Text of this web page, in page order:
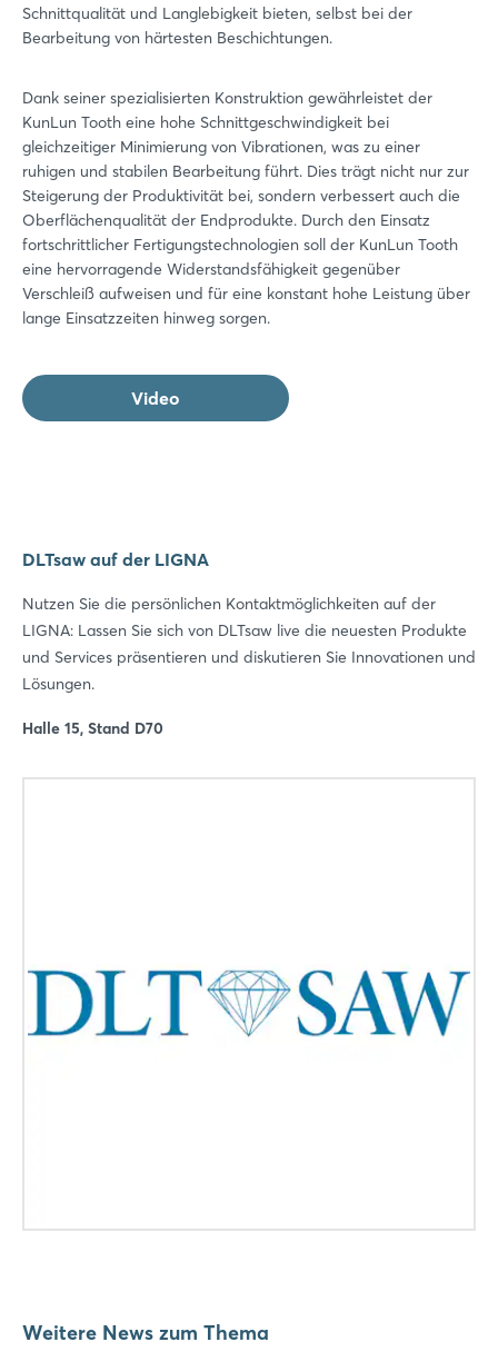
Schnittqualität und Langlebigkeit bieten, selbst bei der
Bearbeitung von härtesten Beschichtungen.
Dank seiner spezialisierten Konstruktion gewährleistet der
KunLun Tooth eine hohe Schnittgeschwindigkeit bei
gleichzeitiger Minimierung von Vibrationen, was zu einer
ruhigen und stabilen Bearbeitung führt. Dies trägt nicht nur zur
Steigerung der Produktivität bei, sondern verbessert auch die
Oberflächenqualität der Endprodukte. Durch den Einsatz
fortschrittlicher Fertigungstechnologien soll der KunLun Tooth
eine hervorragende Widerstandsfähigkeit gegenüber
Verschleiß aufweisen und für eine konstant hohe Leistung über
lange Einsatzzeiten hinweg sorgen.
Video
DLTsaw auf der LIGNA
Nutzen Sie die persönlichen Kontaktmöglichkeiten auf der
LIGNA: Lassen Sie sich von DLTsaw live die neuesten Produkte
und Services präsentieren und diskutieren Sie Innovationen und
Lösungen.
Halle 15, Stand D70
Weitere News zum Thema